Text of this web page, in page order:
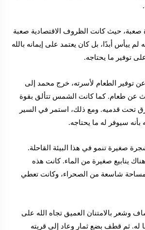
حيث كانت الظروف الاقتصادية صعبة
لم ييأس أبدًا، بل كان يعتمد على إيمانه بالله
توفير ما يحتاجه.
عن توفير الطعام لأسرته، خرج محمد إلى
عن طعام. كما كانت الشمس تتألق بقوة
تحت قدميه. ومع ذلك، استمر في السير
بأنه سيوفر له ما يحتاجه.
صغيرة تنمو في هذا البيئة القاحلة.
ينابيع صغيرة من الماء. كانت هذه
مساحة شاسعة من الصحراء، وكانت تعطي
وشعر بالامتنان العميق تجاه الله على
له. ثم قطف بضع ثمار وعاد إلى قريته